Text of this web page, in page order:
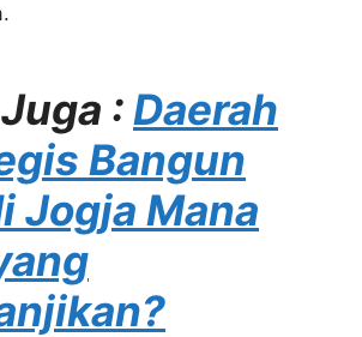
:Daerah
Bangun
Jogja Mana